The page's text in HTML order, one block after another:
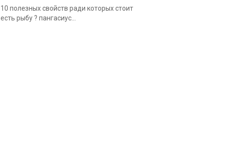
10 полезных свойств ради которых стоит
есть рыбу ? пангасиус...